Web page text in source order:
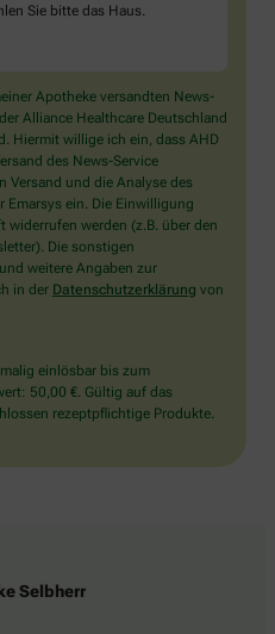
Sie bitte das Haus.
Apotheke versandten News-
Alliance Healthcare Deutschland
Hiermit willige ich ein, dass AHD
des News-Service
Versand und die Analyse des
Emarsys ein. Die Einwilligung
widerrufen werden (z.B. über den
Die sonstigen
weitere Angaben zur
in der Datenschutzerklärung von
einlösbar bis zum
50,00 €. Gültig auf das
rezeptpflichtige Produkte.
Selbherr